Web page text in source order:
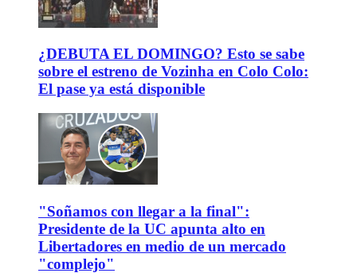
¿DEBUTA EL DOMINGO? Esto se sabe
sobre el estreno de Vozinha en Colo Colo:
El pase ya está disponible
"Soñamos con llegar a la final":
Presidente de la UC apunta alto en
Libertadores en medio de un mercado
"complejo"